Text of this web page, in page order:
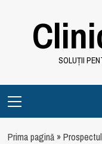
SOLUȚII
Menu
Prima pagină»